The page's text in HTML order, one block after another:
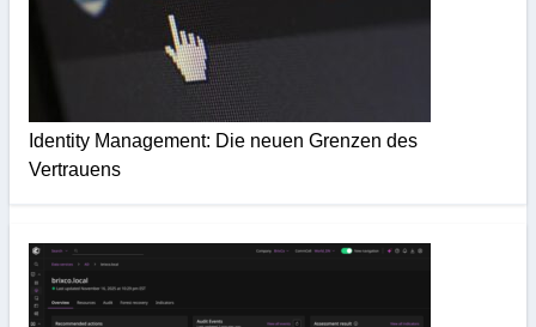
Identity Management: Die neuen Grenzen des
Vertrauens